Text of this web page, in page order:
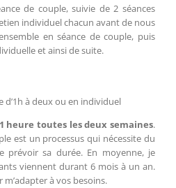
de couple, suivie de 2 séances
individuel chacun avant de nous
en séance de couple, puis
et ainsi de suite.
d’1h à deux ou en individuel
1 heure toutes les deux semaines.
est un processus qui nécessite du
prévoir sa durée. En moyenne, je
viennent durant 6 mois à un an.
à vos besoins.